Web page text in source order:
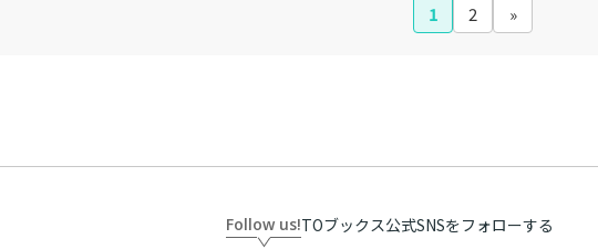
1 2 »
Follow us!TOブックス公式SNSをフォローする